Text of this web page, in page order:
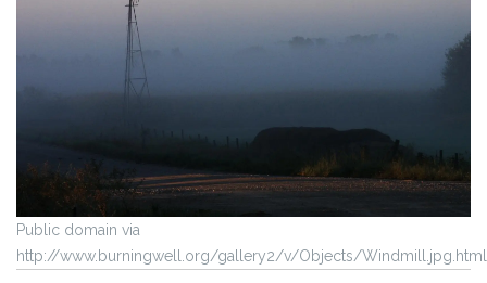
Public domain via
http://www.burningwell.org/gallery2/v/Objects/Windmill.jpg.html